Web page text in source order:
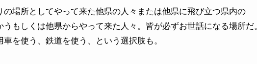
場所としてやって来た他県の人々または他県に飛び立つ県内の
もしくは他県からやって来た人々。皆が必ずお世話になる場所だ。
を使う、鉄道を使う、という選択肢も。